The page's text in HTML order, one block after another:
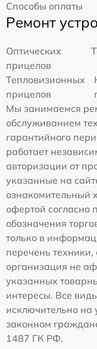
Способы оплаты
Ремонт
Оптических
прицелов
Тепловизионных
прицелов
Мы занимаемся
обслуживанием
гарантийного
работает
авторизации от
указанные на
ознакомительный
офертой согласно
обозначения
только в
перечень
организация не
указанных
интересы. Все
исключительно на
законном
1487 ГК РФ.